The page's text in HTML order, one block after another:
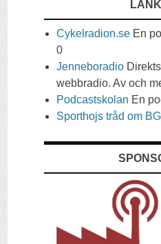
Cykelradion.se En
0
Jenneboradio
webbradio. Av och
Podcastskolan En
Sporthojs tråd om